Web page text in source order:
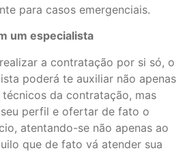
para casos emergenciais.
um especialista
a contratação por si só, o
poderá te auxiliar não apenas
técnicos da contratação, mas
perfil e ofertar de fato o
atentando-se não apenas ao
que de fato vá atender sua